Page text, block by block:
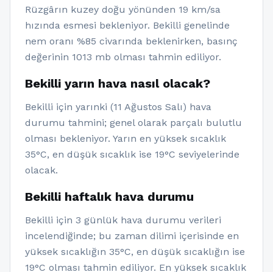
Rüzgârın kuzey doğu yönünden 19 km/sa
hızında esmesi bekleniyor. Bekilli genelinde
nem oranı %85 civarında beklenirken, basınç
değerinin 1013 mb olması tahmin ediliyor.
Bekilli yarın hava nasıl olacak?
Bekilli için yarınki (11 Ağustos Salı) hava
durumu tahmini; genel olarak parçalı bulutlu
olması bekleniyor. Yarın en yüksek sıcaklık
35°C, en düşük sıcaklık ise 19°C seviyelerinde
olacak.
Bekilli haftalık hava durumu
Bekilli için 3 günlük hava durumu verileri
incelendiğinde; bu zaman dilimi içerisinde en
yüksek sıcaklığın 35°C, en düşük sıcaklığın ise
19°C olması tahmin ediliyor. En yüksek sıcaklık